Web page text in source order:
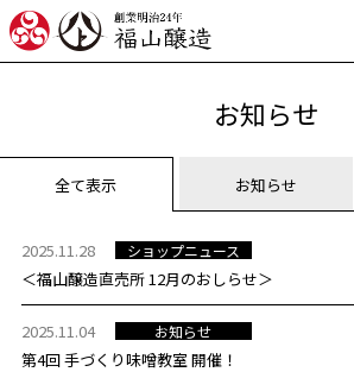
お知らせ
全て表示 お知らせ
2025.11.28 ショップニュース
＜福山醸造直売所 12月のおしらせ＞
2025.11.04 お知らせ
第4回 手づくり味噌教室 開催！